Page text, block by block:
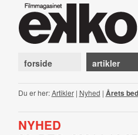
forside artikler
Du er her:Artikler| Nyhed | Årets
NYHED